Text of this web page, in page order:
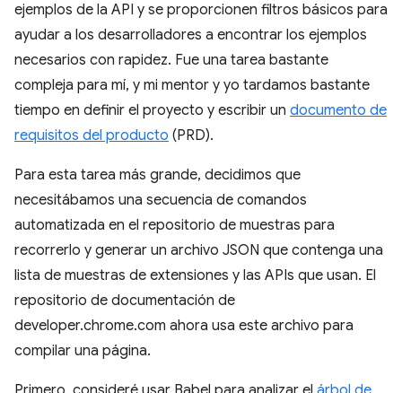
ejemplos de la API y se proporcionen filtros básicos para
ayudar a los desarrolladores a encontrar los ejemplos
necesarios con rapidez. Fue una tarea bastante
compleja para mí, y mi mentor y yo tardamos bastante
tiempo en definir el proyecto y escribir un documento de
requisitos del producto (PRD).
Para esta tarea más grande, decidimos que
necesitábamos una secuencia de comandos
automatizada en el repositorio de muestras para
recorrerlo y generar un archivo JSON que contenga una
lista de muestras de extensiones y las APIs que usan. El
repositorio de documentación de
developer.chrome.com ahora usa este archivo para
compilar una página.